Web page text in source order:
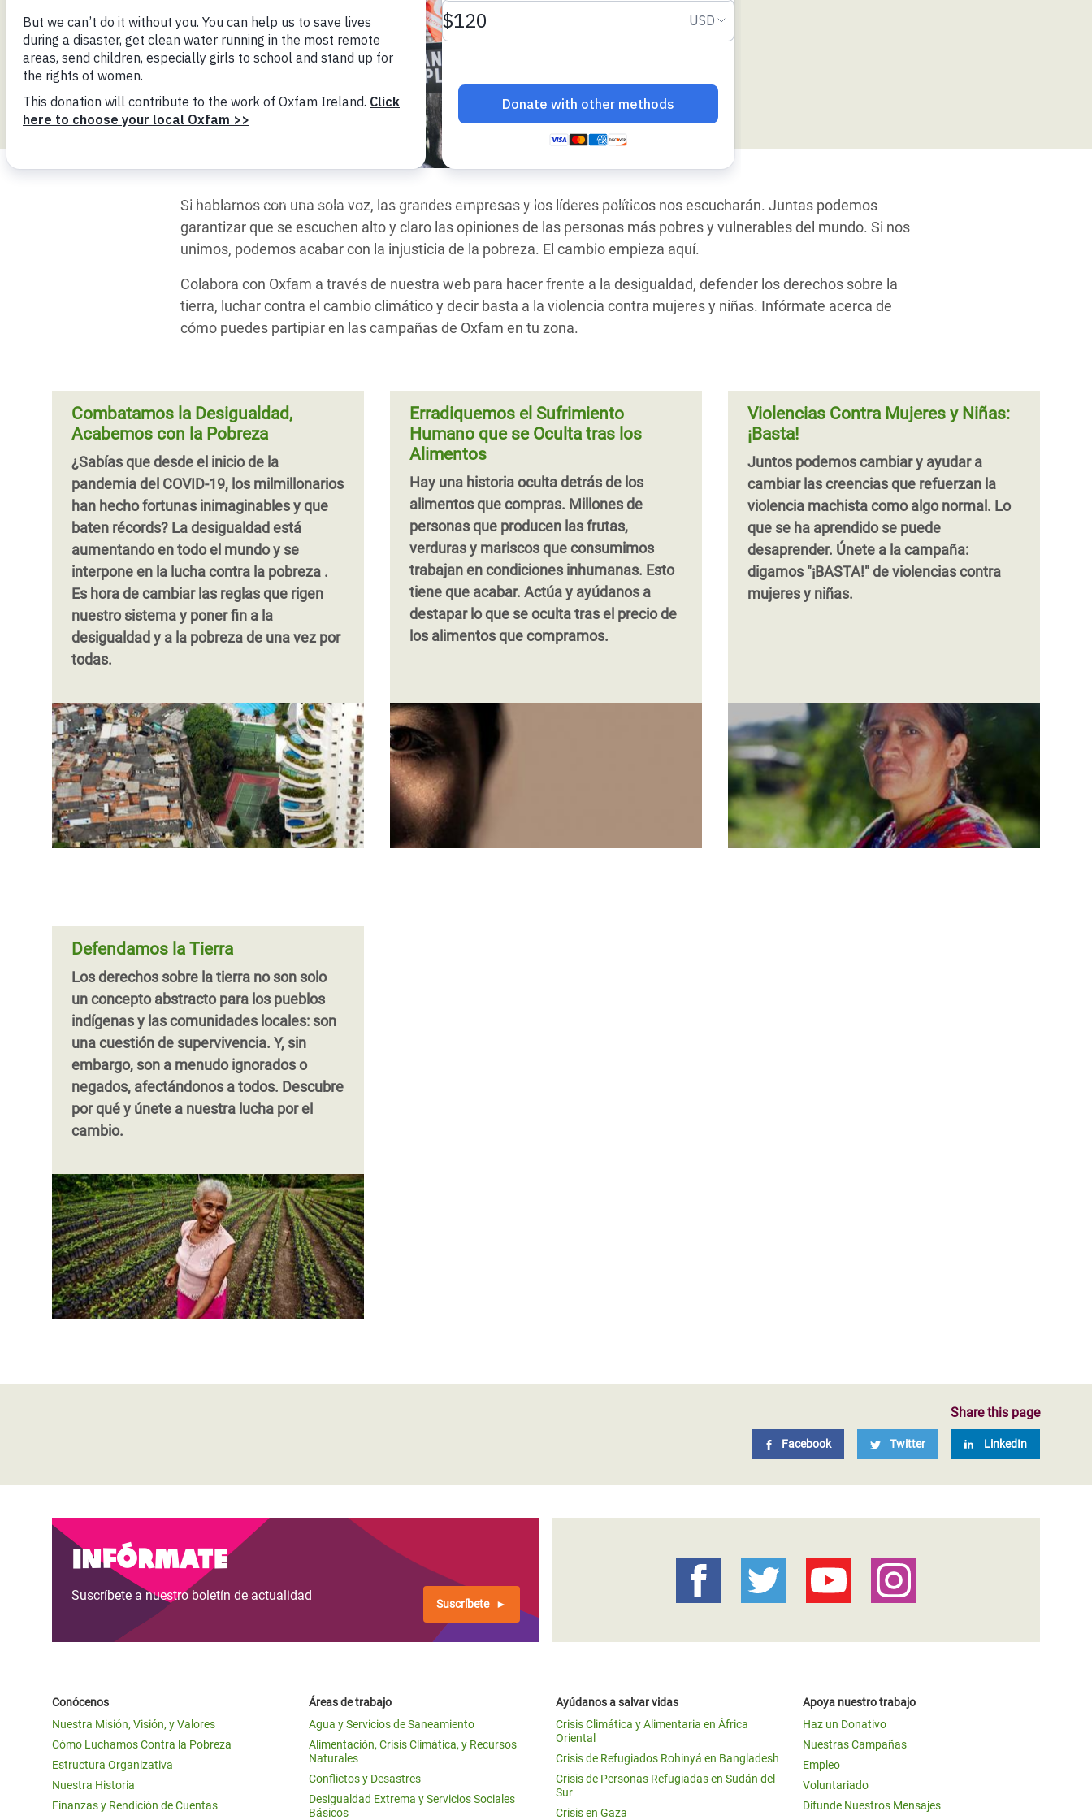
Conflictos y Desastres
Desigualdad Extrema y
Servicios Sociales Básicos
Inequality and Rights in a
Crisis Climática y Alimentaria
en África Oriental
Crisis de Personas Refugiadas
en Sudán del Sur
Crisis de Refugiados Rohinyá
Crisis en Yemen
#ActuaPorElClima
Erradiquemos el Sufrimiento Humano que
se Oculta tras los Alimentos
¡Basta! Acabemos con las violencias contra
mujeres y niñas
ayuda
a
la
navegación
Si hablamos con una sola voz, las grandes empresas y los líderes políticos nos escucharán. Juntas podemos
garantizar que se escuchen alto y claro las opiniones de las personas más pobres y vulnerables del mundo. Si nos
unimos, podemos acabar con la injusticia de la pobreza. El cambio empieza aquí.
Colabora con Oxfam a través de nuestra web para hacer frente a la desigualdad, defender los derechos sobre la
tierra, luchar contra el cambio climático y decir basta a la violencia contra mujeres y niñas. Infórmate acerca de
cómo puedes partipiar en las campañas de Oxfam en tu zona.
Combatamos la Desigualdad,
Acabemos con la Pobreza
¿Sabías que desde el inicio de la
pandemia del COVID-19, los milmillonarios
han hecho fortunas inimaginables y que
baten récords? La desigualdad está
aumentando en todo el mundo y se
interpone en la lucha contra la pobreza .
Es hora de cambiar las reglasque rigen
nuestro sistema y poner fin a la
desigualdad y a la pobreza de una vez por
todas.
Erradiquemos el Sufrimiento
Humano que se Oculta tras los
Alimentos
Hay una historia oculta detrás de los
alimentos que compras. Millones de
personas que producen las frutas,
verduras y mariscos que consumimos
trabajan en condiciones inhumanas. Esto
tiene que acabar. Actúa y ayúdanos a
destapar lo que se oculta tras el precio de
los alimentos que compramos.
Violencias Contra Mujeres y Niñas:
¡Basta!
Juntos podemos cambiar y ayudar a
cambiar las creencias que refuerzan la
violencia machista como algo normal. Lo
que se ha aprendido se puede
desaprender. Únete a la campaña:
digamos "¡BASTA!" de violencias contra
mujeres y niñas.
Defendamos la Tierra
Los derechos sobre la tierra no son solo
un concepto abstracto para los pueblos
indígenas y las comunidades locales: son
una cuestión de supervivencia. Y, sin
embargo, son a menudo ignorados o
negados, afectándonos a todos. Descubre
por qué y únete a nuestra lucha por el
cambio.
Share this page
Facebook Twitter LinkedIn
Infórmate
Suscríbete a nuestro boletín de actualidad
Suscríbete
Conócenos
Nuestra Misión, Visión, y Valores
Cómo Luchamos Contra la Pobreza
Estructura Organizativa
Nuestra Historia
Finanzas y Rendición de Cuentas
Áreas de trabajo
Agua y Servicios de Saneamiento
Alimentación, Crisis Climática, y Recursos
Naturales
Conflictos y Desastres
Desigualdad Extrema y Servicios Sociales
Básicos
Ayúdanos a salvar vidas
Crisis Climática y Alimentaria en África
Oriental
Crisis de Refugiados Rohinyá en Bangladesh
Crisis de Personas Refugiadas en Sudán del
Sur
Crisis en Gaza
Apoya nuestro trabajo
Haz un Donativo
Nuestras Campañas
Empleo
Voluntariado
Difunde Nuestros Mensajes